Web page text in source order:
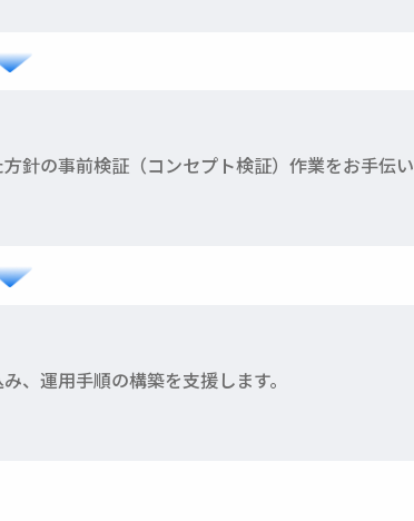
針の事前検証（コンセプト検証）作業をお手伝い
、運用手順の構築を支援します。